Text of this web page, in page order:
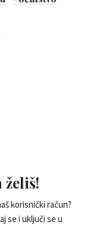
želiš!
korisnički račun?
se i uključi se u